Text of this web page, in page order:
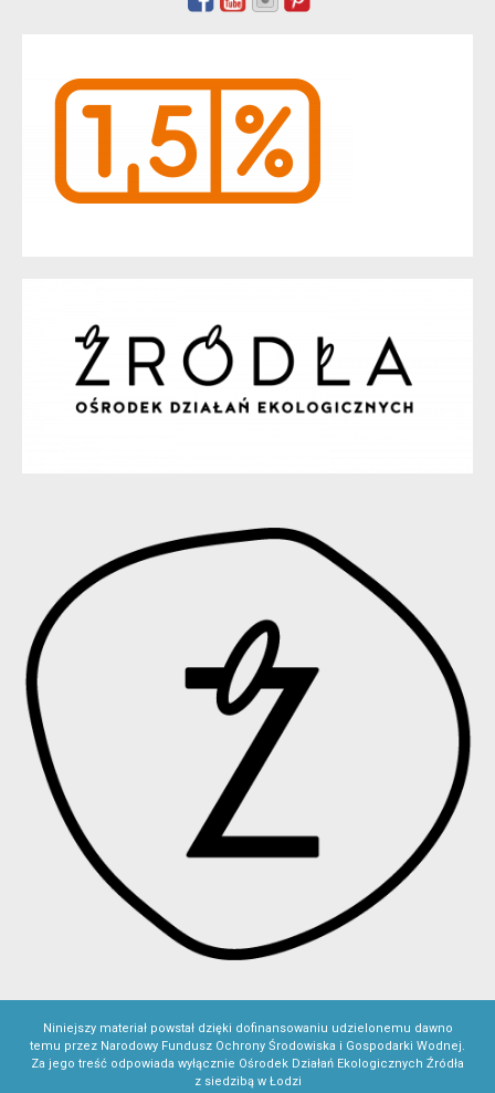
Niniejszy materiał powstał dzięki dofinansowaniu udzielonemu dawno
temu przez Narodowy Fundusz Ochrony Środowiska i Gospodarki Wodnej.
Za jego treść odpowiada wyłącznie Ośrodek Działań Ekologicznych Źródła
z siedzibą w Łodzi